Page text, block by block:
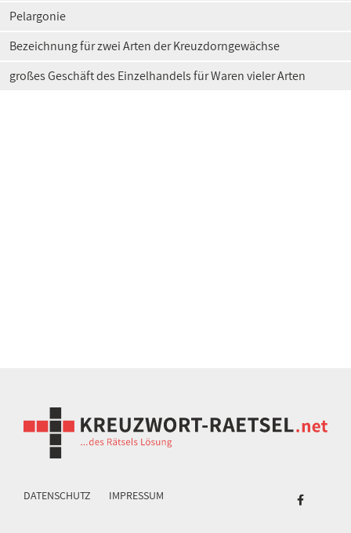
Pelargonie
Bezeichnung für zwei Arten der Kreuzdorngewächse
großes Geschäft des Einzelhandels für Waren vieler Arten
DATENSCHUTZ IMPRESSUM